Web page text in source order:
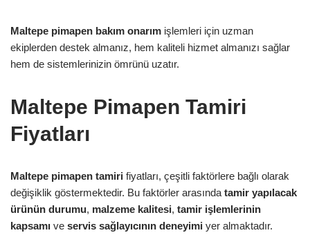
Maltepe pimapen bakım onarım işlemleri için uzman
ekiplerden destek almanız, hem kaliteli hizmet almanızı sağlar
hem de sistemlerinizin ömrünü uzatır.
Maltepe Pimapen Tamiri
Fiyatları
Maltepe pimapen tamiri fiyatları, çeşitli faktörlere bağlı olarak
değişiklik göstermektedir. Bu faktörler arasında tamir yapılacak
ürünün durumu, malzeme kalitesi, tamir işlemlerinin
kapsamı ve servis sağlayıcının deneyimi yer almaktadır.